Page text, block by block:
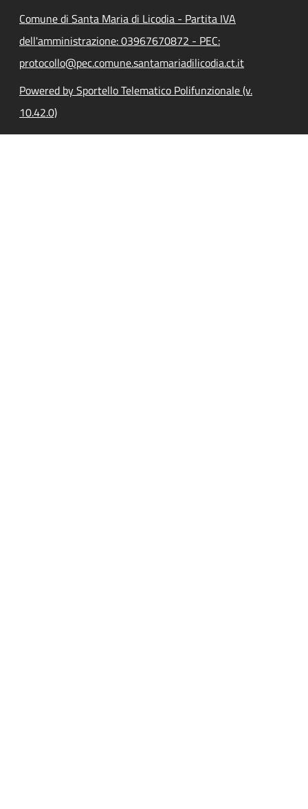
Comune di Santa Maria di Licodia - Partita IVA
dell'amministrazione: 03967670872 - PEC:
protocollo@pec.comune.santamariadilicodia.ct.it
Powered by Sportello Telematico Polifunzionale (v.
10.42.0)